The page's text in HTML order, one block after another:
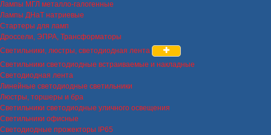
Лампы МГЛ металло-галогенные
Лампы ДНаТ натриевые
Стартеры для ламп
Дроссели, ЭПРА, Трансформаторы
Светильники, люстры, светодиодная лента
Светильники светодиодные встраиваемые и накладные
Светодиодная лента
Линейные светодиодные светильники
Люстры, торшеры и бра
Светильники светодиодные уличного освещения
Светильники офисные
Светодиодные прожекторы IP65